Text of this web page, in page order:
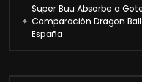
Super Buu Absorbe a
Comparación Dragon Ball
España